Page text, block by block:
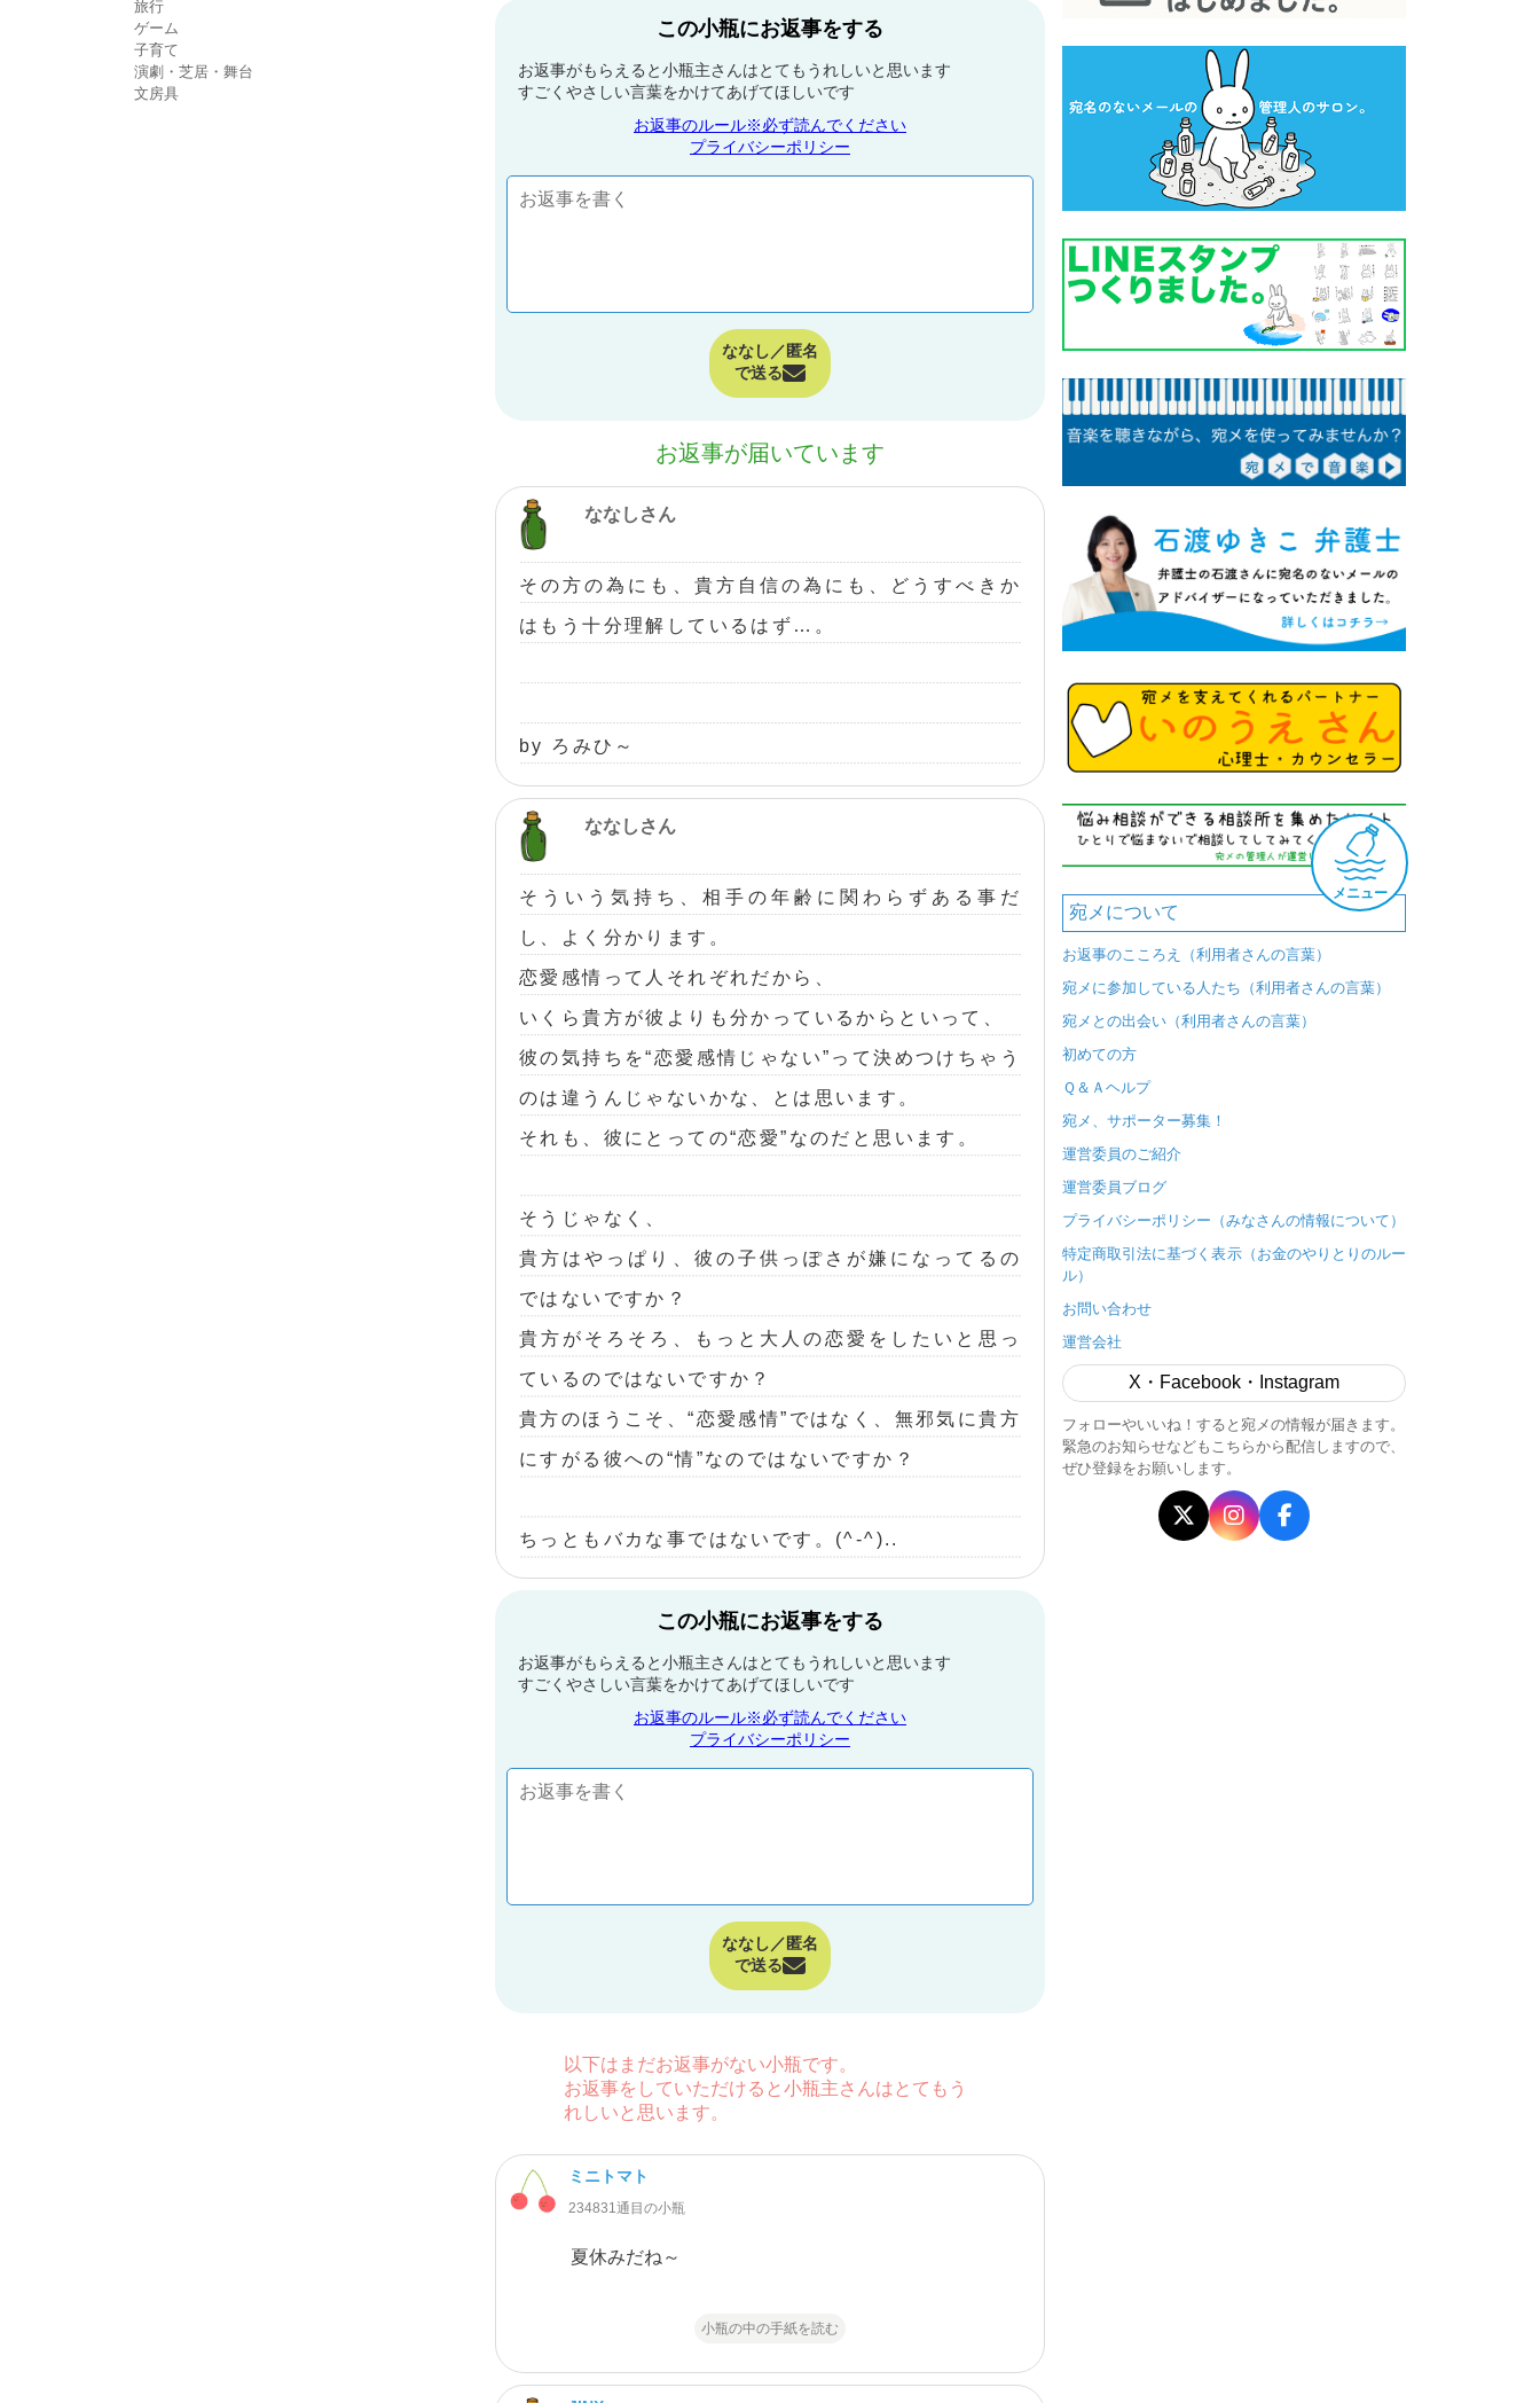
メニュー
旅行
ゲーム
子育て
演劇・芝居・舞台
文房具
この小瓶にお返事をする
お返事がもらえると小瓶主さんはとてもうれしいと思います
すごくやさしい言葉をかけてあげてほしいです
お返事のルール※必ず読んでください
プライバシーポリシー
ななし／匿名
で送る
お返事が届いています
ななしさん
その方の為にも、貴方自信の為にも、どうすべきか
はもう十分理解しているはず…。
by ろみひ～
ななしさん
そういう気持ち、相手の年齢に関わらずある事だ
し、よく分かります。
恋愛感情って人それぞれだから、
いくら貴方が彼よりも分かっているからといって、
彼の気持ちを“恋愛感情じゃない”って決めつけちゃう
のは違うんじゃないかな、とは思います。
それも、彼にとっての“恋愛”なのだと思います。
そうじゃなく、
貴方はやっぱり、彼の子供っぽさが嫌になってるの
ではないですか？
貴方がそろそろ、もっと大人の恋愛をしたいと思っ
ているのではないですか？
貴方のほうこそ、“恋愛感情”ではなく、無邪気に貴方
にすがる彼への“情”なのではないですか？
ちっともバカな事ではないです。(^-^)..
この小瓶にお返事をする
お返事がもらえると小瓶主さんはとてもうれしいと思います
すごくやさしい言葉をかけてあげてほしいです
お返事のルール※必ず読んでください
プライバシーポリシー
ななし／匿名
で送る
以下はまだお返事がない小瓶です。
お返事をしていただけると小瓶主さんはとてもう
れしいと思います。
ミニトマト
234831通目の小瓶
夏休みだね～
小瓶の中の手紙を読む
宛メについて
お返事のこころえ（利用者さんの言葉）
宛メに参加している人たち（利用者さんの言葉）
宛メとの出会い（利用者さんの言葉）
初めての方
Ｑ＆Ａヘルプ
宛メ、サポーター募集！
運営委員のご紹介
運営委員ブログ
プライバシーポリシー（みなさんの情報について）
特定商取引法に基づく表示（お金のやりとりのルー
ル）
お問い合わせ
運営会社
X・Facebook・Instagram
フォローやいいね！すると宛メの情報が届きます。
緊急のお知らせなどもこちらから配信しますので、
ぜひ登録をお願いします。